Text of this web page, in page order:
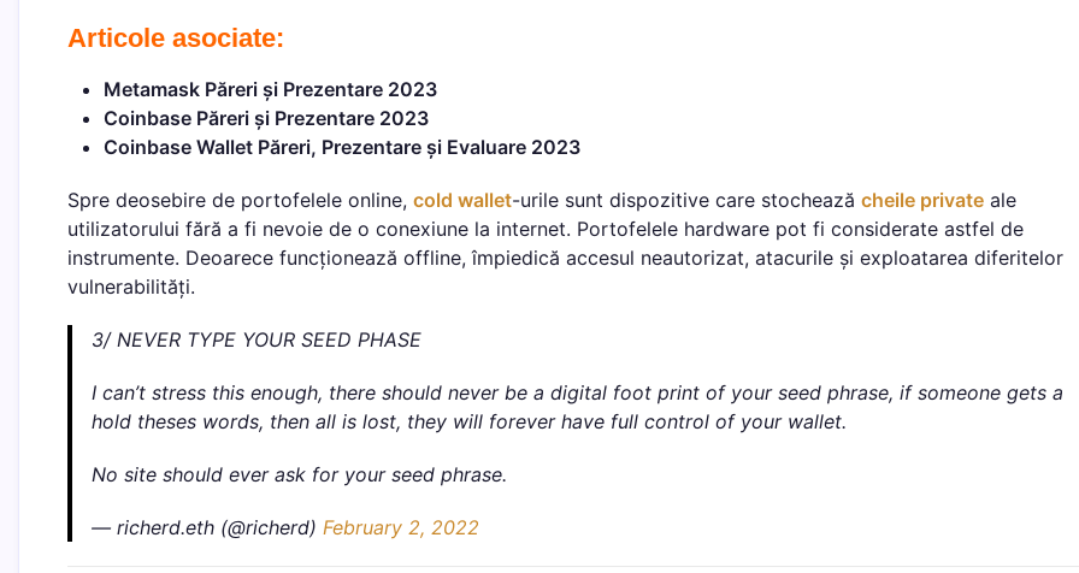
Articole asociate:
Metamask Păreri și Prezentare 2023
Coinbase Păreri și Prezentare 2023
Coinbase Wallet Păreri, Prezentare și Evaluare 2023
Spre deosebire de portofelele online, cold wallet-urile sunt dispozitive care stochează cheile private ale
utilizatorului fără a fi nevoie de o conexiune la internet. Portofelele hardware pot fi considerate astfel de
instrumente. Deoarece funcționează offline, împiedică accesul neautorizat, atacurile și exploatarea diferitelor
vulnerabilități.
3/ NEVER TYPE YOUR SEED PHASE
I can’t stress this enough, there should never be a digital foot print of your seed phrase, if someone gets a
hold theses words, then all is lost, they will forever have full control of your wallet.
No site should ever ask for your seed phrase.
— richerd.eth (@richerd) February 2, 2022